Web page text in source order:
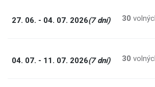
27. 06. - 04. 07. 2026(7 dní) 30
04. 07. - 11. 07. 2026(7 dní) 30